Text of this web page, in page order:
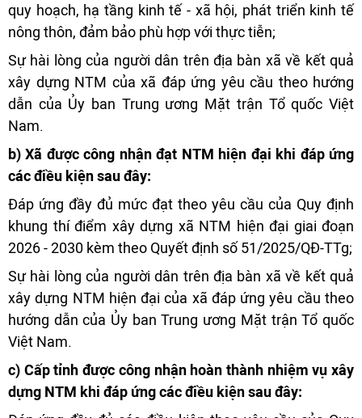
quy hoạch, hạ tầng kinh tế - xã hội, phát triển kinh tế
nông thôn, đảm bảo phù hợp với thực tiễn;
Sự hài lòng của người dân trên địa bàn xã về kết quả
xây dựng NTM của xã đáp ứng yêu cầu theo hướng
dẫn của Ủy ban Trung ương Mặt trận Tổ quốc Việt
Nam.
b) Xã được công nhận đạt NTM hiện đại khi đáp ứng
các điều kiện sau đây:
Đáp ứng đầy đủ mức đạt theo yêu cầu của Quy định
khung thí điểm xây dựng xã NTM hiện đại giai đoạn
2026 - 2030 kèm theo Quyết định số 51/2025/QĐ-TTg;
Sự hài lòng của người dân trên địa bàn xã về kết quả
xây dựng NTM hiện đại của xã đáp ứng yêu cầu theo
hướng dẫn của Ủy ban Trung ương Mặt trận Tổ quốc
Việt Nam.
c) Cấp tỉnh được công nhận hoàn thành nhiệm vụ xây
dựng NTM khi đáp ứng các điều kiện sau đây: